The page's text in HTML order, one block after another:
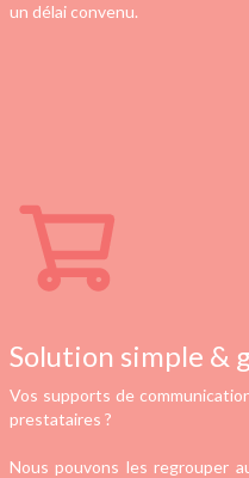
un délai convenu.
Solution simple &
Vos supports de
prestataires ?
Nous pouvons les regrouper